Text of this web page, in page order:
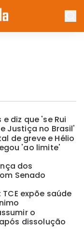
diz que 'se Rui
Justiça no Brasil'
de greve e Hélio
'ao limite'
dos
Senado
expõe saúde
o
dissolução